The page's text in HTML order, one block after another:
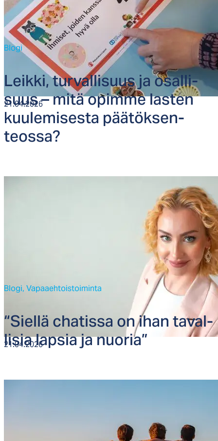
21.04.2026
Blogi
Leik­ki, tur­val­li­suus ja osal­li­
suus – mi­tä opim­me las­ten
kuu­le­mi­ses­ta pää­tök­sen­
teos­sa?
21.04.2026
Blogi, Vapaaehtoistoiminta
“Siel­lä cha­tis­sa on ihan ta­val­
li­sia lap­sia ja nuo­ria”